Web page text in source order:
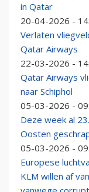
in Qatar
20-04-2026 -
Verlaten
Qatar Airways
22-03-2026 -
Qatar Airways
naar Schiphol
05-03-2026 -
Deze week al
Oosten
05-03-2026 -
Europese
KLM willen af